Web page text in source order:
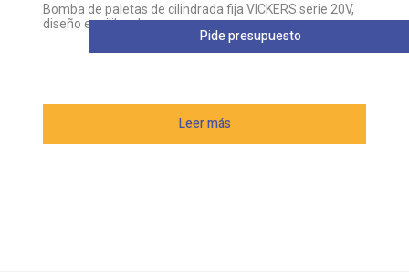
Bomba de paletas de cilindrada fija VICKERS serie 20V,
diseño equilibrado
Leer más
Pide presupuesto